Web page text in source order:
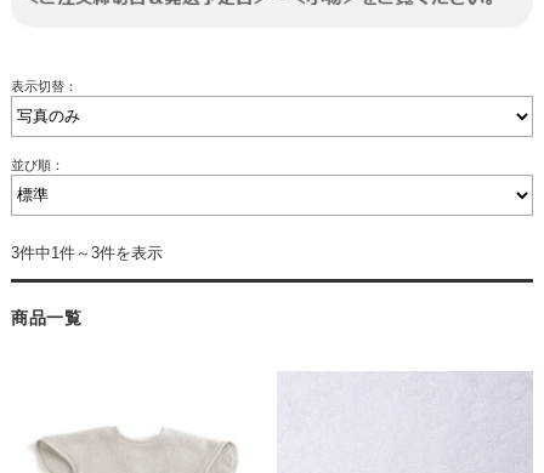
表示切替：
並び順：
3件中1件～3件を表示
商品一覧